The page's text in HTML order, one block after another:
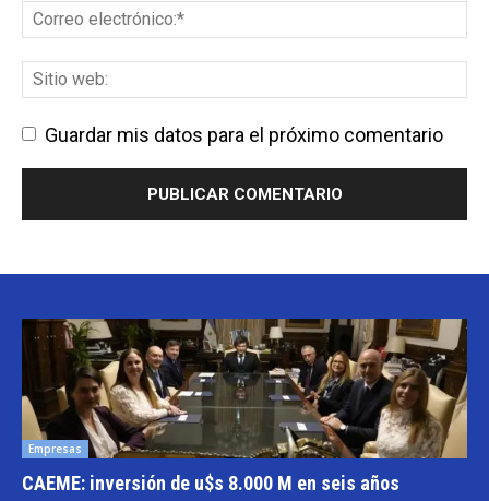
Guardar mis datos para el próximo comentario
Empresas
CAEME: inversión de u$s 8.000 M en seis años